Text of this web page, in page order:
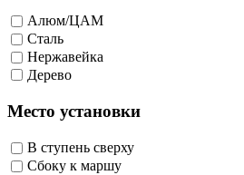
Алюм/ЦАМ
Сталь
Нержавейка
Дерево
Место установки
В ступень сверху
Сбоку к маршу